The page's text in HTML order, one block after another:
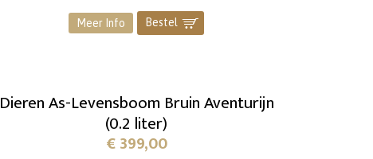
Meer Info Bestel ]
Dieren As-Levensboom Bruin Aventurijn
(0.2 liter)
€399,00